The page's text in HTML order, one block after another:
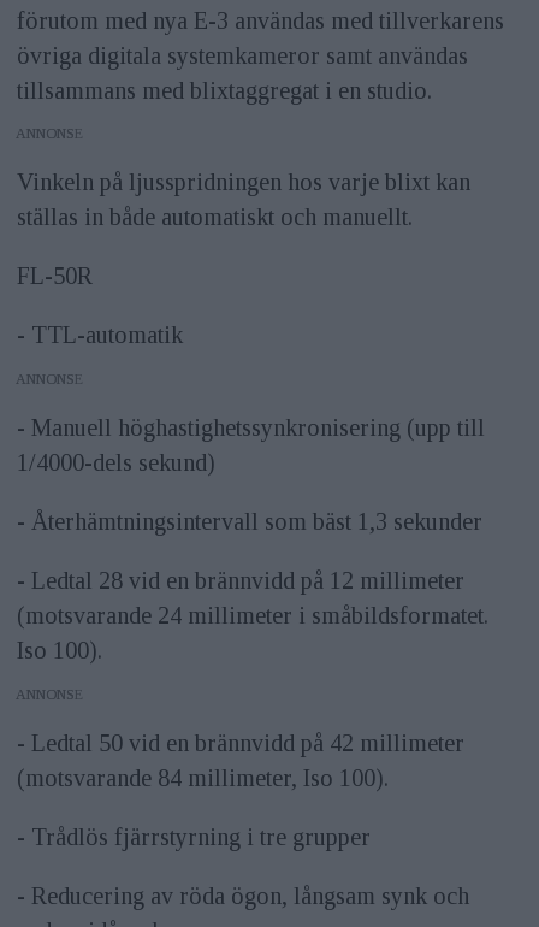
förutom med nya E-3 användas med tillverkarens
övriga digitala systemkameror samt användas
tillsammans med blixtaggregat i en studio.
ANNONS
Vinkeln på ljusspridningen hos varje blixt kan
ställas in både automatiskt och manuellt.
FL-50R
- TTL-automatik
ANNONS
- Manuell höghastighetssynkronisering (upp till
1/4000-dels sekund)
- Återhämtningsintervall som bäst 1,3 sekunder
- Ledtal 28 vid en brännvidd på 12 millimeter
(motsvarande 24 millimeter i småbildsformatet.
Iso 100).
ANNONS
- Ledtal 50 vid en brännvidd på 42 millimeter
(motsvarande 84 millimeter, Iso 100).
- Trådlös fjärrstyrning i tre grupper
- Reducering av röda ögon, långsam synk och